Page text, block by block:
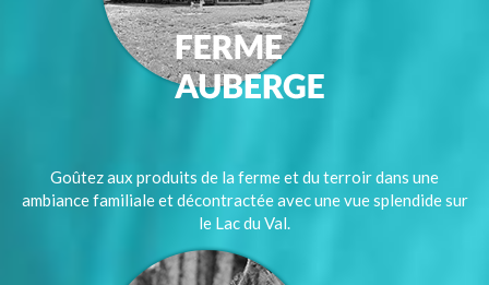
Goûtez aux produits de la ferme et du terroir dans une
ambiance familiale et décontractée avec une vue splendide sur
le Lac du Val.